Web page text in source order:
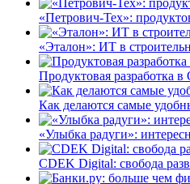
«Петрович-Тех»:
«Эталон»: ИТ в
Продуктовая разработка
Как делаются самые
«Улыбка радуги»:
CDEK Digital: свобода